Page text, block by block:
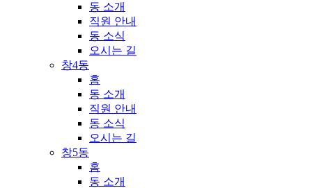
동 소개
직원 안내
동 소식
오시는 길
창4동
홈
동 소개
직원 안내
동 소식
오시는 길
창5동
홈
동 소개